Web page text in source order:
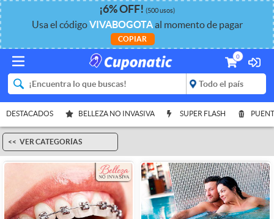
¡6%OFF! (500 usos)
Usa el códigoVIVABOGOTAal momento de pagar
COPIAR
0
DESTACADOS BELLEZA NO INVASIVA SUPER FLASH
VER CATEGORÍAS